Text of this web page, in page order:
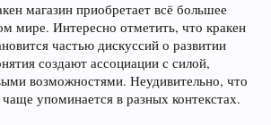
магазин приобретает всё большее
мире. Интересно отметить, что кракен
частью дискуссий о развитии
создают ассоциации с силой,
возможностями. Неудивительно, что
чаще упоминается в разных контекстах.